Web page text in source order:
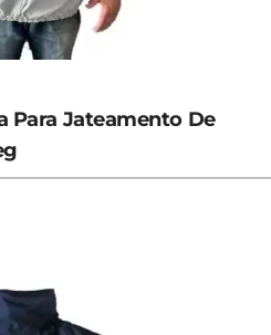
Para Jateamento De